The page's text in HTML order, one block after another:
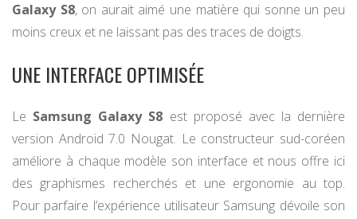
Galaxy S8, on aurait aimé une matière qui sonne un peu
moins creux et ne laissant pas des traces de doigts.
UNE INTERFACE OPTIMISÉE
Le Samsung Galaxy S8 est proposé avec la dernière
version Android 7.0 Nougat. Le constructeur sud-coréen
améliore à chaque modèle son interface et nous offre ici
des graphismes recherchés et une ergonomie au top.
Pour parfaire l’expérience utilisateur Samsung dévoile son